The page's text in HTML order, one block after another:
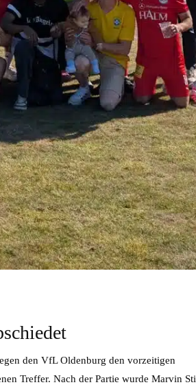
den VfL Oldenburg den vorzeitigen
Treffer. Nach der Partie wurde Marvin